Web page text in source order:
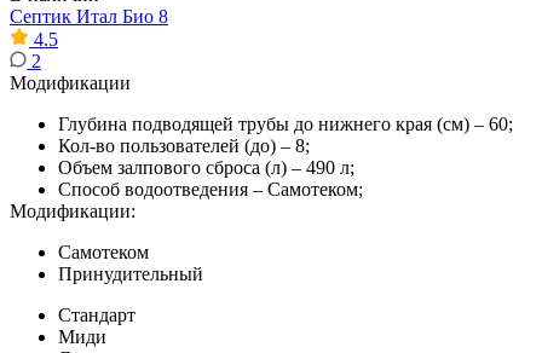
Септик Итал Био 8
4.5
2
Модификации
Глубина подводящей трубы до нижнего края (см) – 60;
Кол-во пользователей (до) – 8;
Объем залпового сброса (л) – 490 л;
Способ водоотведения – Самотеком;
Модификации:
Самотеком
Принудительный
Стандарт
Миди